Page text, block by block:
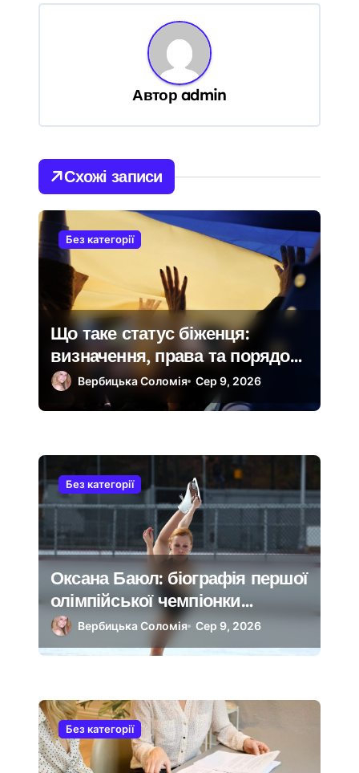
ц
и
і
в
Авторadmin
Схожі записи
Без категорії
Що таке статус біженця:
визначення, права та порядок
отримання
Вербицька Соломія Сер 9, 2026
Без категорії
Оксана Баюл: біографія першої
олімпійської чемпіонки
незалежної України
Вербицька Соломія Сер 9, 2026
Без категорії